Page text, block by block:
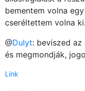
bementem volna
cseréltettem volna ki.
@Dulyt: beviszed
és megmondják,
Link